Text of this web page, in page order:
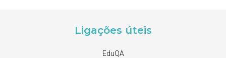
Ligações úteis
EduQA